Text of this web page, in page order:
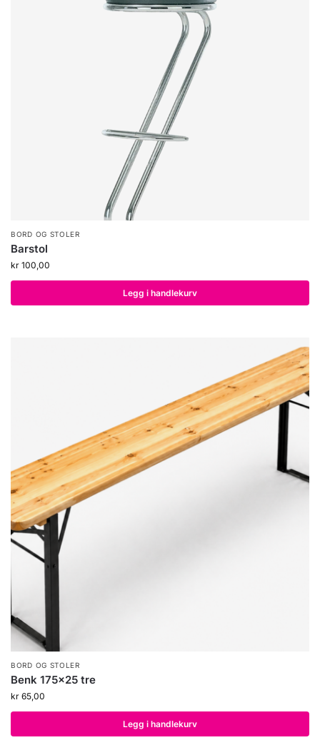
BORD OG STOLER
Barstol
kr 100,00
Legg i handlekurv
BORD OG STOLER
Benk 175×25 tre
kr 65,00
Legg i handlekurv